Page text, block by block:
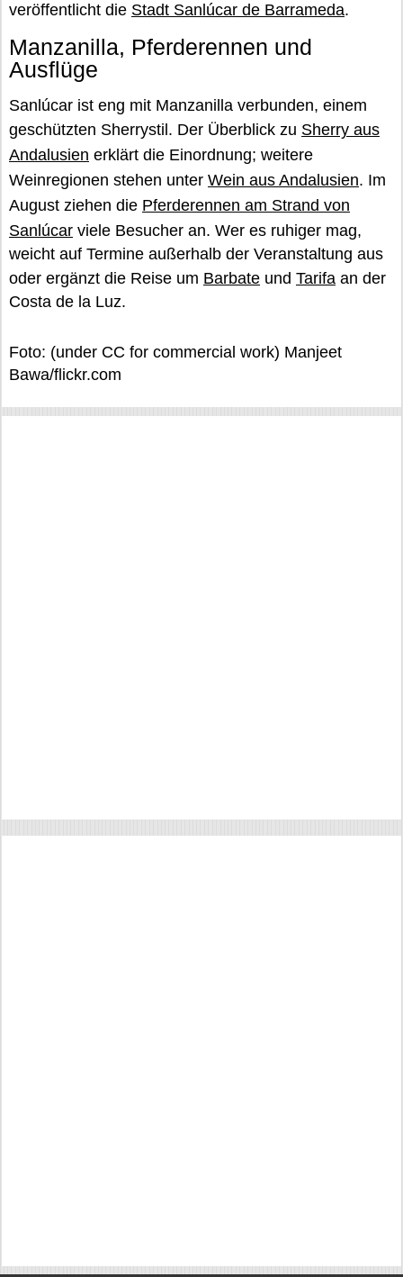
veröffentlicht die Stadt Sanlúcar de Barrameda.
Manzanilla, Pferderennen und
Ausflüge
Sanlúcar ist eng mit Manzanilla verbunden, einem
geschützten Sherrystil. Der Überblick zu Sherry aus
Andalusien erklärt die Einordnung; weitere
Weinregionen stehen unter Wein aus Andalusien. Im
August ziehen die Pferderennen am Strand von
Sanlúcar viele Besucher an. Wer es ruhiger mag,
weicht auf Termine außerhalb der Veranstaltung aus
oder ergänzt die Reise um Barbate und Tarifa an der
Costa de la Luz.
Foto: (under СС for commercial work) Manjeet
Bawa/flickr.com